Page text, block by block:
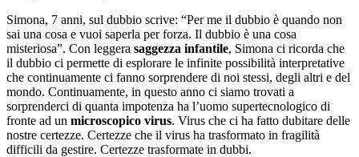
Simona, 7 anni, sul dubbio scrive: “Per me il dubbio è quando non
sai una cosa e vuoi saperla per forza. Il dubbio è una cosa
misteriosa”. Con leggera saggezza infantile, Simona ci ricorda che
il dubbio ci permette di esplorare le infinite possibilità interpretative
che continuamente ci fanno sorprendere di noi stessi, degli altri e del
mondo. Continuamente, in questo anno ci siamo trovati a
sorprenderci di quanta impotenza ha l’uomo supertecnologico di
fronte ad un microscopico virus. Virus che ci ha fatto dubitare delle
nostre certezze. Certezze che il virus ha trasformato in fragilità
difficili da gestire. Certezze trasformate in dubbi.